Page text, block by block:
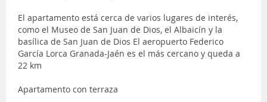
El apartamento está cerca de varios lugares de interés,
como el Museo de San Juan de Dios, el Albaicín y la
basílica de San Juan de Dios El aeropuerto Federico
García Lorca Granada-Jaén es el más cercano y queda a
22 km
Apartamento con terraza